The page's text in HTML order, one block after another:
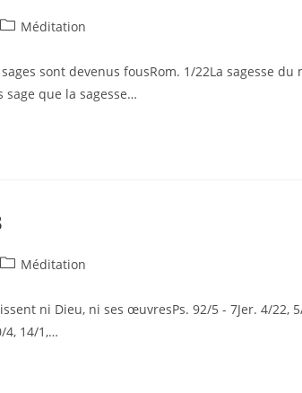
Méditation
sont devenus fousRom. 1/22La sagesse
sage que la sagesse…
Méditation
ni Dieu, ni ses œuvresPs. 92/5 - 7Jer. 4/22,
4, 14/1,…